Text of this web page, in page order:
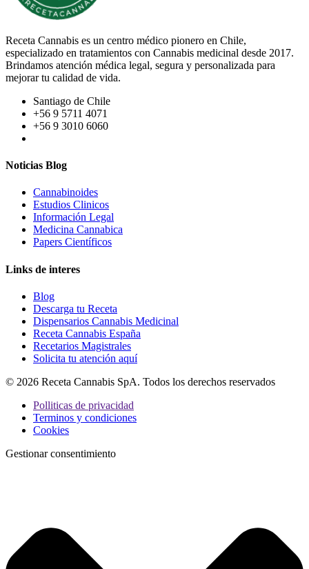
Receta Cannabis es un centro médico pionero en Chile,
especializado en tratamientos con Cannabis medicinal desde 2017.
Brindamos atención médica legal, segura y personalizada para
mejorar tu calidad de vida.
Santiago de Chile
+56 9 5711 4071
+56 9 3010 6060
Noticias Blog
Cannabinoides
Estudios Clinicos
Información Legal
Medicina Cannabica
Papers Científicos
Links de interes
Blog
Descarga tu Receta
Dispensarios Cannabis Medicinal
Receta Cannabis España
Recetarios Magistrales
Solicita tu atención aquí
© 2026 Receta Cannabis SpA. Todos los derechos reservados
Polliticas de privacidad
Terminos y condiciones
Cookies
Gestionar consentimiento